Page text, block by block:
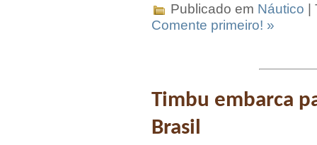
Publicado em Náutico |
Comente primeiro! »
Timbu embarca
Brasil